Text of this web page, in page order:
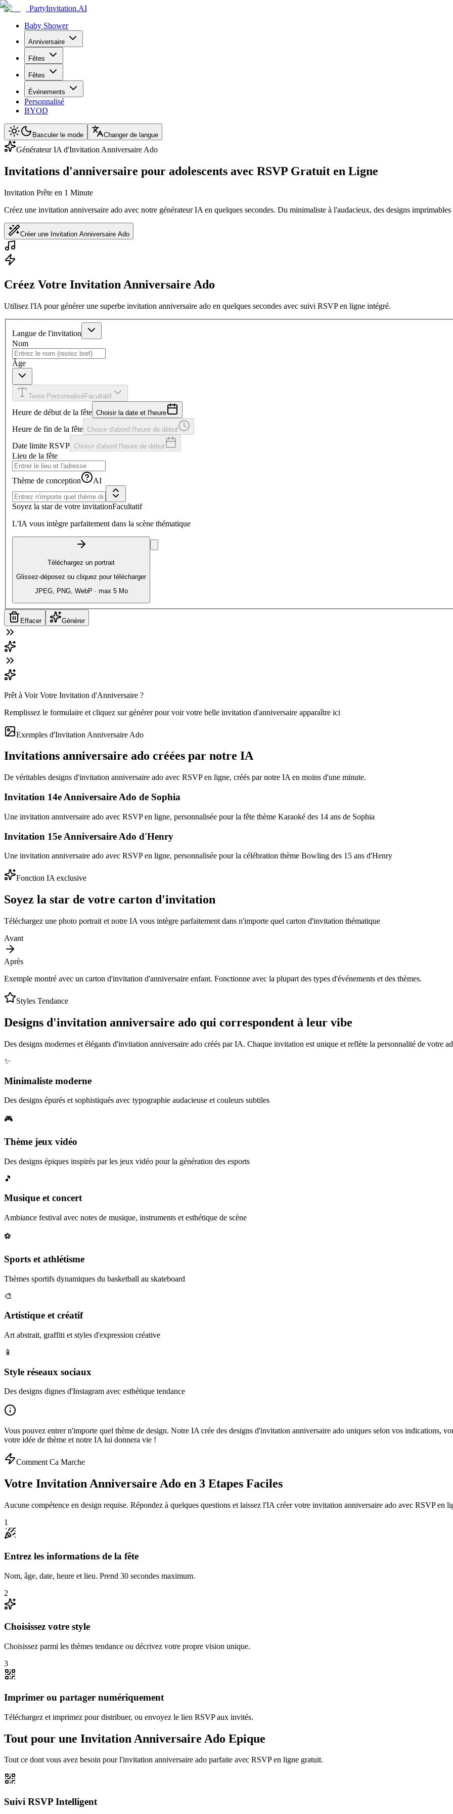
PartyInvitation.AI
Baby Shower
Anniversaire
Fêtes
Fêtes
Événements
Personnalisé
BYOD
Basculer le mode Changer de langue
Générateur IA d'Invitation Anniversaire Ado
Invitations d'anniversaire pour adolescents avec RSVP Gratuit en Ligne
Invitation Prête en 1 Minute
Créez une invitation anniversaire ado avec notre générateur IA en quelques secondes. Du minimaliste à l'audacieux, des designs
Créer une Invitation Anniversaire Ado
Créez Votre Invitation Anniversaire Ado
Utilisez l'IA pour générer une superbe invitation anniversaire ado en quelques secondes avec suivi RSVP en ligne intégré.
Langue de l'invitation
Nom
Âge
Texte PersonnaliséFacultatif
Heure de début de la fête Choisir la date et l'heure
Heure de fin de la fête Choisir d'abord l'heure de début
Date limite RSVP Choisir d'abord l'heure de début
Lieu de la fête
Thème de conception AI
Soyez la star de votre invitationFacultatif
L'IA vous intègre parfaitement dans la scène thématique
Téléchargez un portrait
Glissez-déposez ou cliquez pour télécharger
JPEG, PNG, WebP · max 5 Mo
Effacer Générer
Prêt à Voir Votre Invitation d'Anniversaire ?
Remplissez le formulaire et cliquez sur générer pour voir votre belle invitation d'anniversaire apparaître ici
Exemples d'Invitation Anniversaire Ado
Invitations anniversaire ado créées par notre IA
De véritables designs d'invitation anniversaire ado avec RSVP en ligne, créés par notre IA en moins d'une minute.
Invitation 14e Anniversaire Ado de Sophia
Une invitation anniversaire ado avec RSVP en ligne, personnalisée pour la fête thème Karaoké des 14 ans de Sophia
Invitation 15e Anniversaire Ado d'Henry
Une invitation anniversaire ado avec RSVP en ligne, personnalisée pour la célébration thème Bowling des 15 ans d'Henry
Fonction IA exclusive
Soyez la star de votre carton d'invitation
Téléchargez une photo portrait et notre IA vous intègre parfaitement dans n'importe quel carton d'invitation thématique
Avant
Après
Exemple montré avec un carton d'invitation d'anniversaire enfant. Fonctionne avec la plupart des types d'événements et des thèmes.
Styles Tendance
Designs d'invitation anniversaire ado qui correspondent à leur vibe
Des designs modernes et élégants d'invitation anniversaire ado créés par IA. Chaque invitation est unique et reflète la personnalité de votre
✨
Minimaliste moderne
Des designs épurés et sophistiqués avec typographie audacieuse et couleurs subtiles
🎮
Thème jeux vidéo
Des designs épiques inspirés par les jeux vidéo pour la génération des esports
🎵
Musique et concert
Ambiance festival avec notes de musique, instruments et esthétique de scène
⚽
Sports et athlétisme
Thèmes sportifs dynamiques du basketball au skateboard
🎨
Artistique et créatif
Art abstrait, graffiti et styles d'expression créative
📱
Style réseaux sociaux
Des designs dignes d'Instagram avec esthétique tendance
Vous pouvez entrer n'importe quel thème de design. Notre IA crée des designs d'invitation anniversaire ado uniques selon vos indications,
votre idée de thème et notre IA lui donnera vie !
Comment Ca Marche
Votre Invitation Anniversaire Ado en 3 Etapes Faciles
Aucune compétence en design requise. Répondez à quelques questions et laissez l'IA créer votre invitation anniversaire ado avec RSVP en
1
Entrez les informations de la fête
Nom, âge, date, heure et lieu. Prend 30 secondes maximum.
2
Choisissez votre style
Choisissez parmi les thèmes tendance ou décrivez votre propre vision unique.
3
Imprimer ou partager numériquement
Téléchargez et imprimez pour distribuer, ou envoyez le lien RSVP aux invités.
Tout pour une Invitation Anniversaire Ado Epique
Tout ce dont vous avez besoin pour l'invitation anniversaire ado parfaite avec RSVP en ligne gratuit.
Suivi RSVP Intelligent